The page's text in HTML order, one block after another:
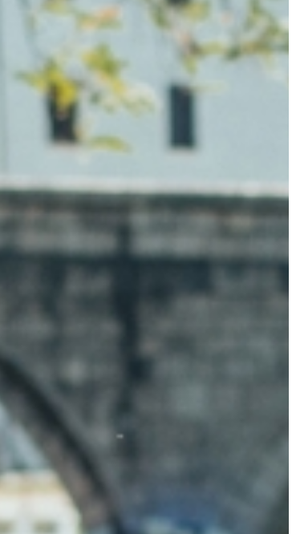
VIŠE INFORMACIJA